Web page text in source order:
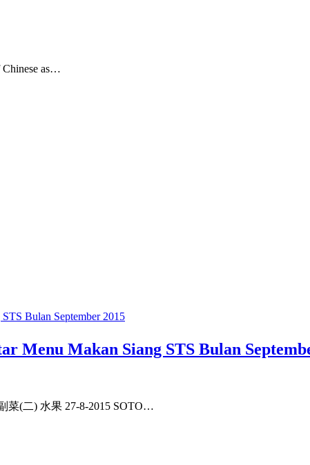
Chinese as…
Menu Makan Siang STS Bulan
菜(二) 水果 27-8-2015 SOTO…